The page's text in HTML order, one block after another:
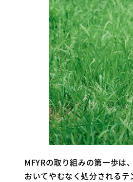
MFYRの取り組みの第一歩は
おいてやむなく処分される